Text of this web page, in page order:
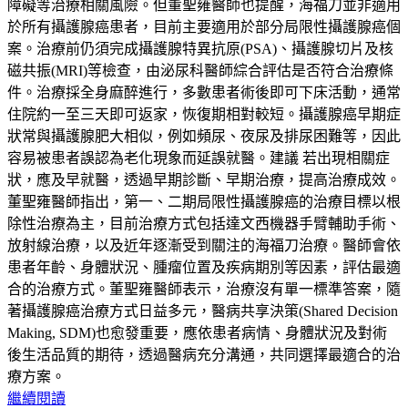
障礙等治療相關風險。但董聖雍醫師也提醒，海福刀並非適用
於所有攝護腺癌患者，目前主要適用於部分局限性攝護腺癌個
案。治療前仍須完成攝護腺特異抗原(PSA)、攝護腺切片及核
磁共振(MRI)等檢查，由泌尿科醫師綜合評估是否符合治療條
件。治療採全身麻醉進行，多數患者術後即可下床活動，通常
住院約一至三天即可返家，恢復期相對較短。攝護腺癌早期症
狀常與攝護腺肥大相似，例如頻尿、夜尿及排尿困難等，因此
容易被患者誤認為老化現象而延誤就醫。建議 若出現相關症
狀，應及早就醫，透過早期診斷、早期治療，提高治療成效。
董聖雍醫師指出，第一、二期局限性攝護腺癌的治療目標以根
除性治療為主，目前治療方式包括達文西機器手臂輔助手術、
放射線治療，以及近年逐漸受到關注的海福刀治療。醫師會依
患者年齡、身體狀況、腫瘤位置及疾病期別等因素，評估最適
合的治療方式。董聖雍醫師表示，治療沒有單一標準答案，隨
著攝護腺癌治療方式日益多元，醫病共享決策(Shared Decision
Making, SDM)也愈發重要，應依患者病情、身體狀況及對術
後生活品質的期待，透過醫病充分溝通，共同選擇最適合的治
療方案。
繼續閱讀